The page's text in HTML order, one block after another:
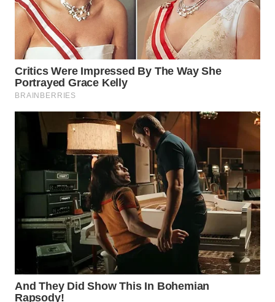
WN
INDRAMAYU
KUNINGAN
WN
MAJALENGKA
WN
WN
SUKABUMI
WN
PURWAKARTA
WN
PRIANGAN